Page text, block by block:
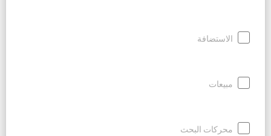
الاستضافة
مبيعات
محركات البحث